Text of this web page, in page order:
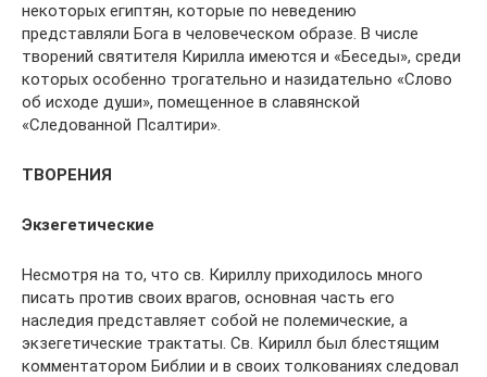
некоторых египтян, которые по неведению
представляли Бога в человеческом образе. В числе
творений святителя Кирилла имеются и «Беседы», среди
которых особенно трогательно и назидательно «Слово
об исходе души», помещенное в славянской
«Следованной Псалтири».
ТВОРЕНИЯ
Экзегетические
Несмотря на то, что св. Кириллу приходилось много
писать против своих врагов, основная часть его
наследия представляет собой не полемические, а
экзегетические трактаты. Св. Кирилл был блестящим
комментатором Библии и в своих толкованиях следовал